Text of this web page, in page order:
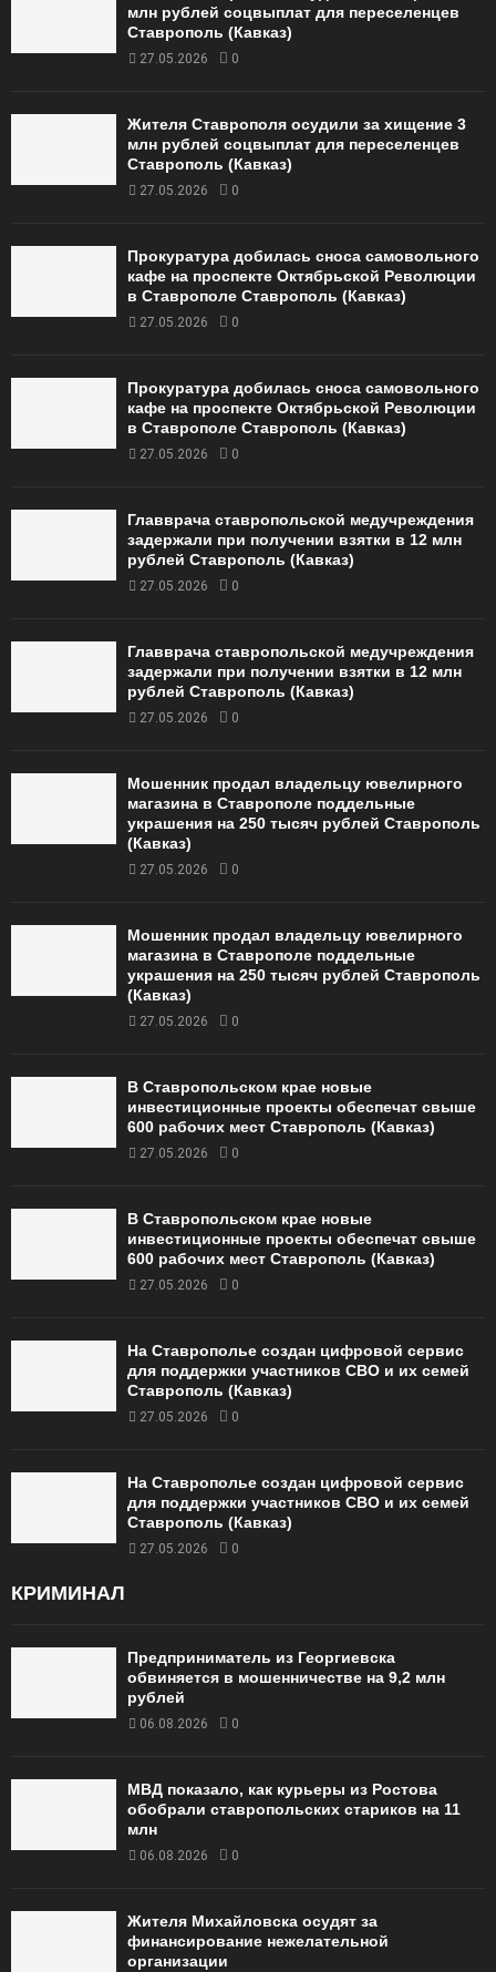
млн рублей соцвыплат для переселенцев
Ставрополь (Кавказ)
27.05.2026 0
Жителя Ставрополя осудили за хищение 3
млн рублей соцвыплат для переселенцев
Ставрополь (Кавказ)
27.05.2026 0
Прокуратура добилась сноса самовольного
кафе на проспекте Октябрьской Революции
в Ставрополе Ставрополь (Кавказ)
27.05.2026 0
Прокуратура добилась сноса самовольного
кафе на проспекте Октябрьской Революции
в Ставрополе Ставрополь (Кавказ)
27.05.2026 0
Главврача ставропольской медучреждения
задержали при получении взятки в 12 млн
рублей Ставрополь (Кавказ)
27.05.2026 0
Главврача ставропольской медучреждения
задержали при получении взятки в 12 млн
рублей Ставрополь (Кавказ)
27.05.2026 0
Мошенник продал владельцу ювелирного
магазина в Ставрополе поддельные
украшения на 250 тысяч рублей Ставрополь
(Кавказ)
27.05.2026 0
Мошенник продал владельцу ювелирного
магазина в Ставрополе поддельные
украшения на 250 тысяч рублей Ставрополь
(Кавказ)
27.05.2026 0
В Ставропольском крае новые
инвестиционные проекты обеспечат свыше
600 рабочих мест Ставрополь (Кавказ)
27.05.2026 0
В Ставропольском крае новые
инвестиционные проекты обеспечат свыше
600 рабочих мест Ставрополь (Кавказ)
27.05.2026 0
На Ставрополье создан цифровой сервис
для поддержки участников СВО и их семей
Ставрополь (Кавказ)
27.05.2026 0
На Ставрополье создан цифровой сервис
для поддержки участников СВО и их семей
Ставрополь (Кавказ)
27.05.2026 0
КРИМИНАЛ
Предприниматель из Георгиевска
обвиняется в мошенничестве на 9,2 млн
рублей
06.08.2026 0
МВД показало, как курьеры из Ростова
обобрали ставропольских стариков на 11
млн
06.08.2026 0
Жителя Михайловска осудят за
финансирование нежелательной
организации